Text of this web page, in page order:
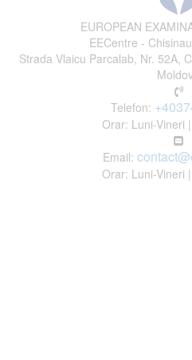
EUROPEAN
EECentre -
Strada Vlaicu Parcalab, Nr. 52A,
Telefon:
Orar: Luni-Vineri
Email:
Orar: Luni-Vineri